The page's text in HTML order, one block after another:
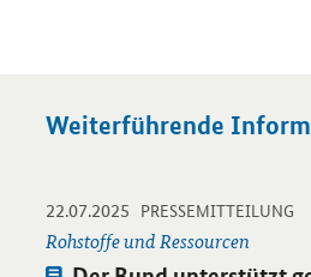
Weiterführende
22.07.2025 -
PRESSEMITTEILUNG
Rohstoffe und Ressourcen
Pressemitteilung:
Öffnet Einzelsicht